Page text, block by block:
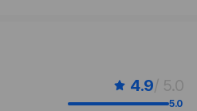
보가 포함되어 있습니다.
4.9/ 5.0
5.0